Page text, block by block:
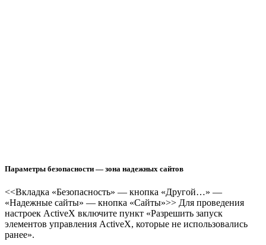
Параметры безопасности — зона надежных сайтов
<<Вкладка «Безопасность» — кнопка «Другой…» —
«Надежные сайты» — кнопка «Сайты»>> Для проведения
настроек ActiveX включите пункт «Разрешить запуск
элементов управления ActiveX, которые не использовались
ранее».